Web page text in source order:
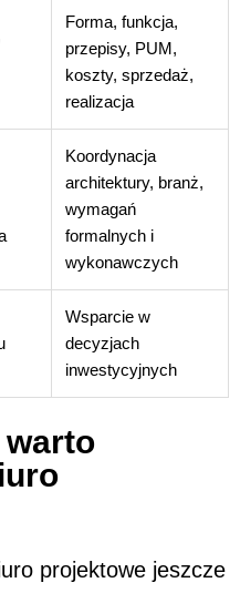
Forma, funkcja,
przepisy, PUM,
koszty, sprzedaż,
realizacja
Koordynacja
architektury, branż,
wymagań
formalnych i
wykonawczych
Wsparcie w
decyzjach
inwestycyjnych
warto
projektowe jeszcze